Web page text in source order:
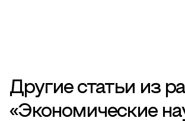
Другие статьи из
«Экономические